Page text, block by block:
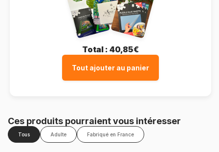
Total : 40,85€
Tout ajouter au panier
Ces produits pourraient vous intéresser
Tous Adulte Fabriqué en France